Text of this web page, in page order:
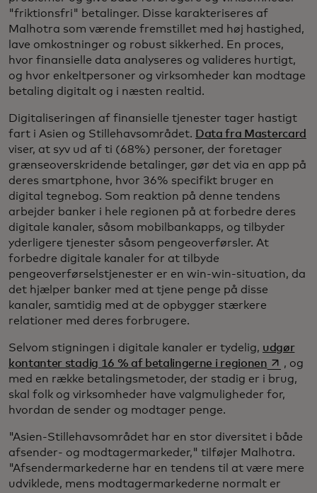
"friktionsfri" betalinger. Disse karakteriseres af
Malhotra som værende fremstillet med høj hastighed,
lave omkostninger og robust sikkerhed. En proces,
hvor finansielle data analyseres og valideres hurtigt,
og hvor enkeltpersoner og virksomheder kan modtage
betaling digitalt og i næsten realtid.
Digitaliseringen af finansielle tjenester tager hastigt
fart i Asien og Stillehavsområdet. Data fra Mastercard
viser, at syv ud af ti (68%) personer, der foretager
grænseoverskridende betalinger, gør det via en app på
deres smartphone, hvor 36% specifikt bruger en
digital tegnebog. Som reaktion på denne tendens
arbejder banker i hele regionen på at forbedre deres
digitale kanaler, såsom mobilbankapps, og tilbyder
yderligere tjenester såsom pengeoverførsler. At
forbedre digitale kanaler for at tilbyde
pengeoverførselstjenester er en win-win-situation, da
det hjælper banker med at tjene penge på disse
kanaler, samtidig med at de opbygger stærkere
relationer med deres forbrugere.
Selvom stigningen i digitale kanaler er tydelig, udgør
kontanter stadig 16 % af betalingerne i regionenopens in
, og
med en række betalingsmetoder, der stadig er i brug,
skal folk og virksomheder have valgmuligheder for,
hvordan de sender og modtager penge.
"Asien-Stillehavsområdet har en stor diversitet i både
afsender- og modtagermarkeder," tilføjer Malhotra.
"Afsendermarkederne har en tendens til at være mere
udviklede, mens modtagermarkederne normalt er